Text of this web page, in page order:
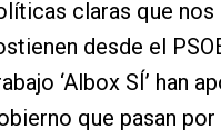
claras que nos
desde el
‘Albox SÍ’ han
que pasan